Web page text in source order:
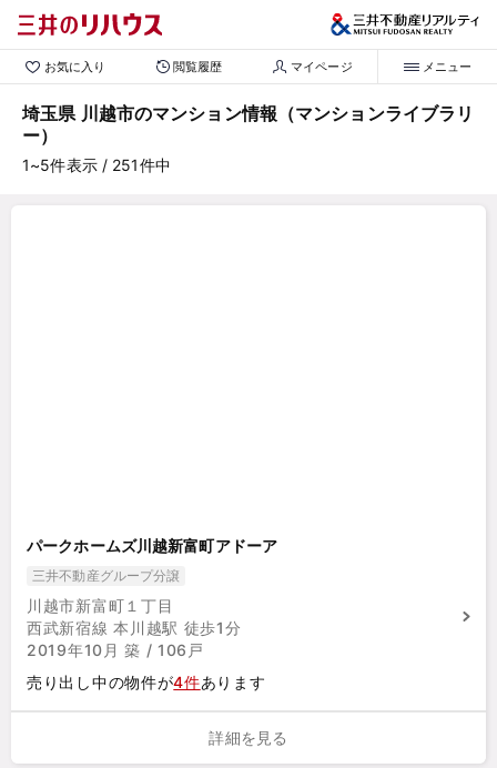
お気に入り 閲覧履歴 マイページ メニュー
埼玉県 川越市のマンション情報（マンションライブラリ
ー）
1~5件表示/ 251件中
パークホームズ川越新富町アドーア
三井不動産グループ分譲
川越市新富町１丁目
西武新宿線 本川越駅 徒歩1分
2019年10月 築 / 106戸
売り出し中の物件が4件あります
詳細を見る